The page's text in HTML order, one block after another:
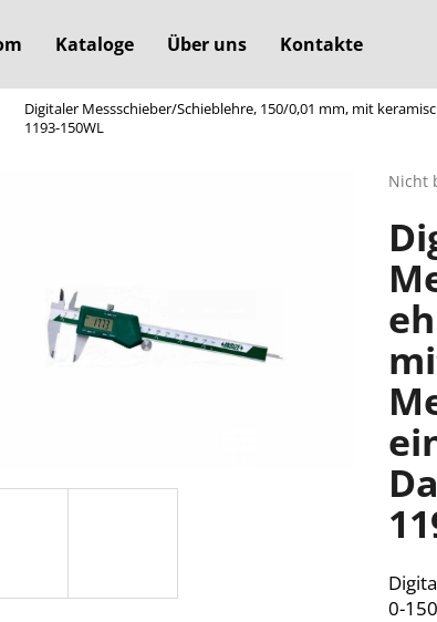
Kataloge Über uns Kontakte
Digitaler Messschieber/Schieblehre, 150/0,01 mm, mit
1193-150WL
Die
ist
0,0
von
Nicht
0-
Was suchen Sie?
Wir empfehlen